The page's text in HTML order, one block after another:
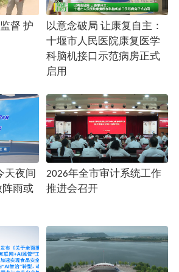
督 护
以意念破局 让康复自主：
十堰市人民医院康复医学
科脑机接口示范病房正式
启用
夜间
阵雨或
2026年全市审计系统工作
推进会召开